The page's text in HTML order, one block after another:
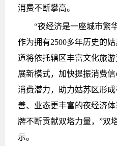
消费不断攀高。
“夜经济是一座城市繁
作为拥有2500多年历史的
道将依托辖区丰富文化旅
展新模式，加快提振消费
消费潜力，助力姑苏区形
善、业态更丰富的夜经济
牌不断贡献双塔力量，”双
示。